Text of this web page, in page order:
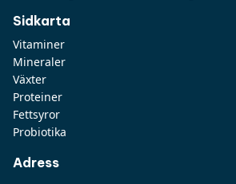
Sidkarta
Vitaminer
Mineraler
Växter
Proteiner
Fettsyror
Probiotika
Adress